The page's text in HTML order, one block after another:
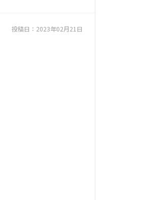
投稿日： 2023年02月21日